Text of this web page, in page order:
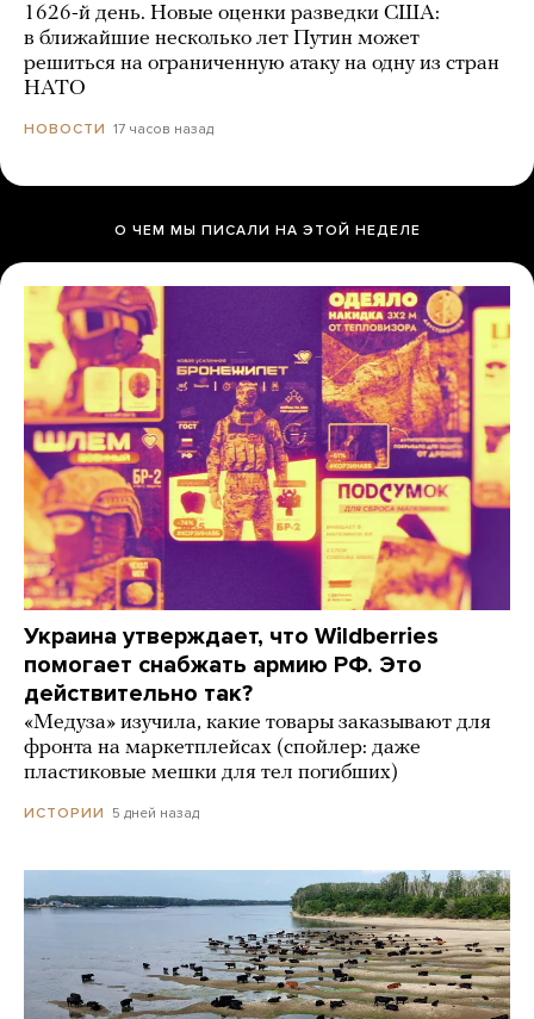
1626-й день. Новые оценки разведки США:
в ближайшие несколько лет Путин может
решиться на ограниченную атаку на одну из стран
НАТО
НОВОСТИ 17 часов назад
О ЧЕМ МЫ ПИСАЛИ НА ЭТОЙ НЕДЕЛЕ
Украина утверждает, что Wildberries
помогает снабжать армию РФ. Это
действительно так?
«Медуза» изучила, какие товары заказывают для
фронта на маркетплейсах (спойлер: даже
пластиковые мешки для тел погибших)
ИСТОРИИ 5 дней назад